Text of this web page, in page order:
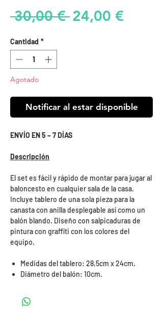
30,00 € Precio
24,00 €Precio
Cantidad *
Agotado
Notificar al estar disponible
ENVÍO EN 5 – 7 DÍAS
Descripción
El set es fácil y rápido de montar para jugar al
baloncesto en cualquier sala de la casa.
Incluye tablero de una sola pieza para la
canasta con anilla desplegable así como un
balón blando. Diseño con salpicaduras de
pintura con graffiti con los colores del
equipo.
Medidas del tablero: 28,5cm x 24cm.
Diámetro del balón: 10cm.